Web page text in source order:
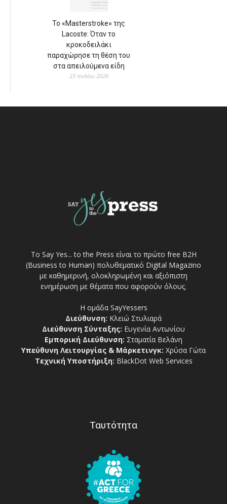
Το «Masterstroke» της
Lacoste: Όταν το
κροκοδειλάκι
παραχώρησε τη θέση του
στα απειλούμενα είδη
23 Ιουλίου 2026
Το Say Yes... to the Press είναι το πρώτο free Β2Η
(Business to Human) πολυθεματικό Digital Magazino
με καθημερινή, ολοκληρωμένη και αξιόπιστη
ενημέρωση με θέματα που αφορούν όλους.
Η ομάδα SayYessers
Διεύθυνση: Κλειώ Στυλιαρά
Διεύθυνση Σύνταξης: Ευγενία Αντωνίου
Εμπορική Διεύθυνση: Σταματία Βελάνη
Υπεύθυνη Λειτουργίας & Μάρκετινγκ: Χρύσα Γώτα
Τεχνική Υποστήριξη: BlackDot Web Services
Ταυτότητα